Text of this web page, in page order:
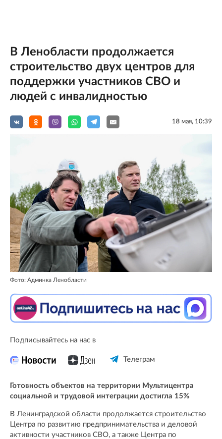
В Ленобласти продолжается
строительство двух центров для
поддержки участников СВО и
людей с инвалидностью
18 мая, 10:39
Фото: Админка Ленобласти
Подписывайтесь на нас в
Телеграм
Готовность объектов на территории Мультицентра
социальной и трудовой интеграции достигла 15%
В Ленинградской области продолжается строительство
Центра по развитию предпринимательства и деловой
активности участников СВО, а также Центра по